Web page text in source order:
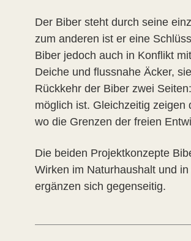
Der Biber steht durch seine
zum anderen ist er eine
Biber jedoch auch in Konflikt
Deiche und flussnahe Äcker,
Rückkehr der Biber zwei
möglich ist. Gleichzeitig
wo die Grenzen der freien
Die beiden Projektkonzepte
Wirken im Naturhaushalt und
ergänzen sich gegenseitig.